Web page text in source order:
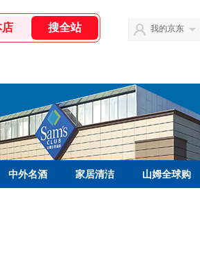
我的京东
中外名酒 家居清洁 山姆全球购